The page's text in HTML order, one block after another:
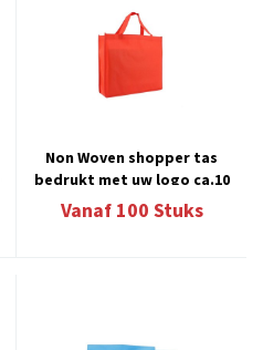
Non Woven shopper tas
bedrukt met uw logo ca.10
werkdagen 9.1
Vanaf100 Stuks